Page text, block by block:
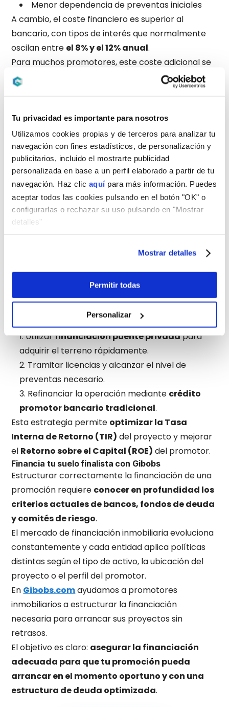
Tu privacidad es importante para nosotros
Utilizamos cookies propias y de terceros para analizar tu
navegación con fines estadísticos, de personalización y
publicitarios, incluido el mostrarte publicidad
personalizada en base a un perfil elaborado a partir de tu
navegación. Haz clic aquípara más información. Puedes
aceptar todos las cookies pulsando en el botón "OK" o
configurarlas o rechazar su uso pulsando en "Mostrar
detalles"
Mostrar detalles
Permitir todas
Personalizar
Menor dependencia de preventas iniciales
A cambio, el coste financiero es superior al
bancario, con tipos de interés que normalmente
oscilan entre el 8% y el 12% anual.
Para muchos promotores, este coste adicional se
compensa con
la velocidad de ejecución y la
capacidad de asegurar el activo antes que
¿Cuál es la mejor vía para financiar la
compra de suelo?
La elección entre banca tradicional o financiación
alternativa depende principalmente de dos
variables clave:
El coste de la financiación:La banca ofrece tipos
más bajos, pero exige mayor documentación y
plazos más largos.
fondos de deuda permiten ejecutar adquisiciones
Por este motivo, muchos promotores
El esquema más habitual consiste en:
Utilizarfinanciación puente privadapara
adquirir el terreno rápidamente.
Tramitar licencias y alcanzar el nivel de
preventas necesario.
Refinanciar la operación mediante crédito
promotor bancario tradicional.
Esta estrategia permite optimizar la Tasa
Interna de Retorno (TIR) del proyecto y mejorar
el Retorno sobre el Capital (ROE) del promotor.
Financia tu suelo finalista con Gibobs
Estructurar correctamente la financiación de una
promoción requiere conocer en profundidad los
criterios actuales de bancos, fondos de deuda
y comités de riesgo.
El mercado de financiación inmobiliaria evoluciona
constantemente y cada entidad aplica políticas
distintas según el tipo de activo, la ubicación del
proyecto o el perfil del promotor.
En Gibobs.comayudamos a promotores
inmobiliarios a estructurar la financiación
necesaria para arrancar sus proyectos sin
retrasos.
El objetivo es claro: asegurar la financiación
adecuada para que tu promoción pueda
arrancar en el momento oportuno y con una
estructura de deuda optimizada.